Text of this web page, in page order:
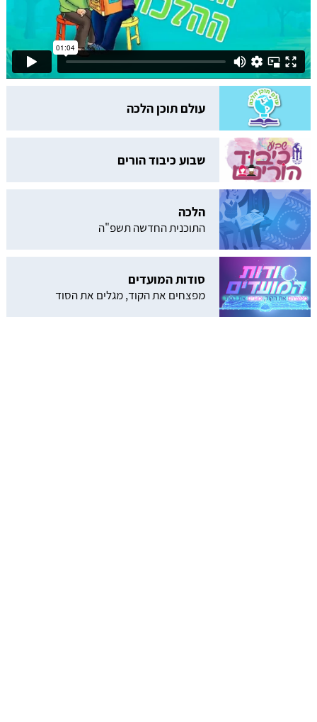
kv@reshetch.org.il-מייל התכנית, או לטלפון 0525255039
עולם תוכן הלכה
שבוע כיבוד הורים
הלכה
התוכנית החדשה תשפ"ה
סודות המועדים
מפצחים את הקוד, מגלים את הסוד